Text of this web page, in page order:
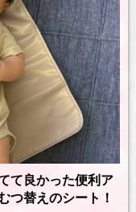
て良かった便利ア
替えのシート！